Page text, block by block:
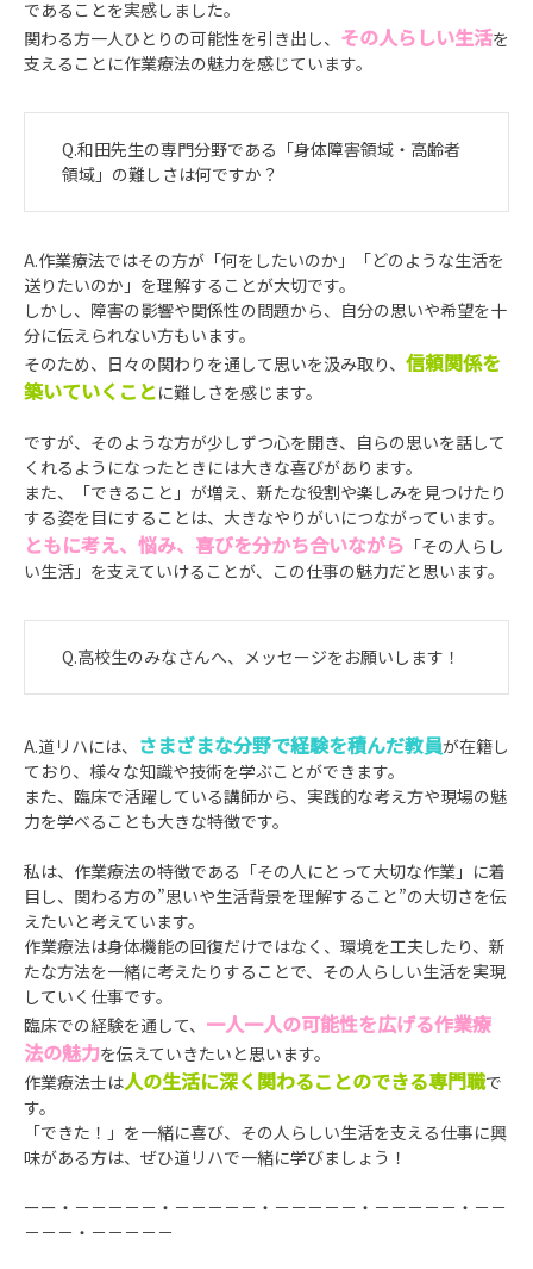
であることを実感しました。
関わる方一人ひとりの可能性を引き出し、 その人らしい生活を
支えることに作業療法の魅力を感じています。
Q.和田先生の専門分野である「身体障害領域・高齢者
領域」の難しさは何ですか？
A.作業療法ではその方が「何をしたいのか」「どのような生活を
送りたいのか」を理解することが大切です。
しかし、障害の影響や関係性の問題から、自分の思いや希望を十
分に伝えられない方もいます。
そのため、日々の関わりを通して思いを汲み取り、 信頼関係を
築いていくことに難しさを感じます。
ですが、そのような方が少しずつ心を開き、自らの思いを話して
くれるようになったときには大きな喜びがあります。
また、「できること」が増え、新たな役割や楽しみを見つけたり
する姿を目にすることは、大きなやりがいにつながっています。
ともに考え、悩み、喜びを分かち合いながら 「その人らし
い生活」を支えていけることが、この仕事の魅力だと思います。
Q.高校生のみなさんへ、メッセージをお願いします！
A.道リハには、 さまざまな分野で経験を積んだ教員が在籍し
ており、様々な知識や技術を学ぶことができます。
また、臨床で活躍している講師から、実践的な考え方や現場の魅
力を学べることも大きな特徴です。
私は、作業療法の特徴である「その人にとって大切な作業」に着
目し、関わる方の”思いや生活背景を理解すること”の大切さを伝
えたいと考えています。
作業療法は身体機能の回復だけではなく、環境を工夫したり、新
たな方法を一緒に考えたりすることで、その人らしい生活を実現
していく仕事です。
臨床での経験を通して、 一人一人の可能性を広げる作業療
法の魅力を伝えていきたいと思います。
作業療法士は人の生活に深く関わることのできる専門職で
す。
「できた！」を一緒に喜び、その人らしい生活を支える仕事に興
味がある方は、ぜひ道リハで一緒に学びましょう！
ーー・－－－－－・－－－－－・－－－－－・－－－－－・－－
－－－・－－－－－